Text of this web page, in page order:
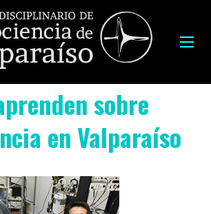
sobre
en Valparaíso